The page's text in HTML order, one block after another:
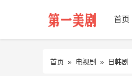
首页
首页 » 电视剧 » 日韩剧